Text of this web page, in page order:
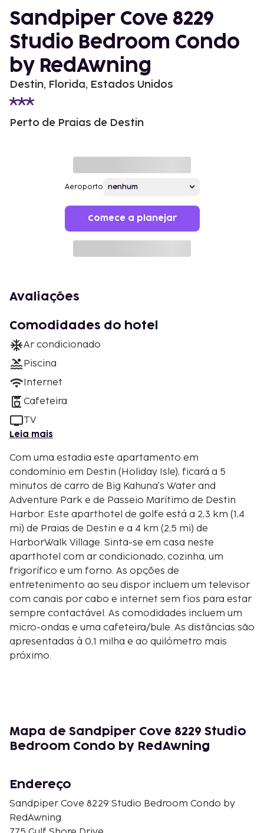
Sandpiper Cove 8229
Studio Bedroom Condo
by RedAwning
Destin, Florida, Estados Unidos
Perto de Praias de Destin
Aeroporto
Comece a planejar
Avaliações
Comodidades do hotel
Ar condicionado
Piscina
Internet
Cafeteira
TV
Leia mais
Com uma estadia este apartamento em
condomínio em Destin (Holiday Isle), ficará a 5
minutos de carro de Big Kahuna's Water and
Adventure Park e de Passeio Marítimo de Destin
Harbor. Este aparthotel de golfe está a 2,3 km (1,4
mi) de Praias de Destin e a 4 km (2,5 mi) de
HarborWalk Village. Sinta-se em casa neste
aparthotel com ar condicionado, cozinha, um
frigorífico e um forno. As opções de
entretenimento ao seu dispor incluem um televisor
com canais por cabo e internet sem fios para estar
sempre contactável. As comodidades incluem um
micro-ondas e uma cafeteira/bule. As distâncias são
apresentadas à 0,1 milha e ao quilómetro mais
próximo.
The Shores Shopping Center - 2,1 km/1,3 mi
Praias de Destin - 2,3 km/1,4 mi
The Track Family Recreation Center - 2,6 km/1,6 mi
Nancy Weidenhamer Dog Park - 3,2 km/2 mi
Passeio Marítimo de Destin Harbor - 3,2 km/2 mi
Nancy Weidenhamer Dog Park - 3,2 km/2 mi
Mapa de Sandpiper Cove 8229 Studio
Bedroom Condo by RedAwning
Endereço
Sandpiper Cove 8229 Studio Bedroom Condo by
RedAwning